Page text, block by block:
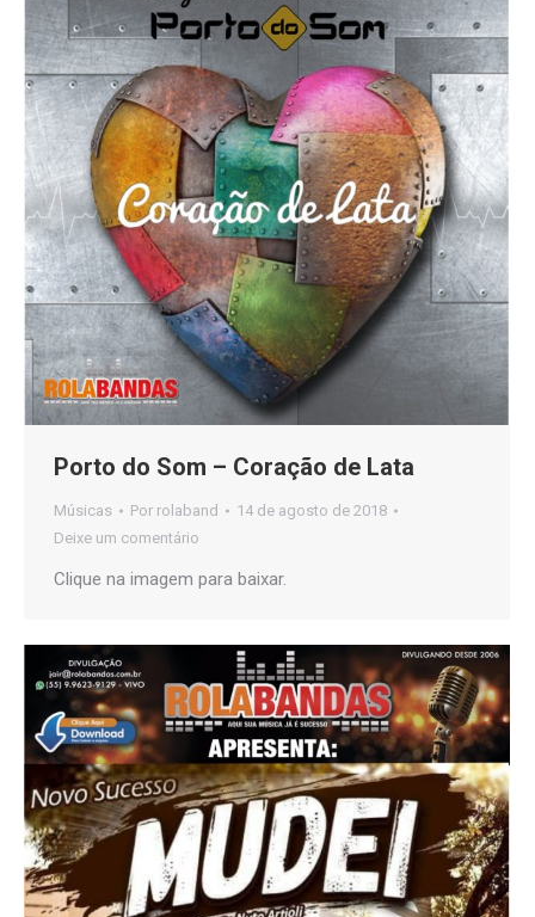
Porto do Som – Coração de Lata
Músicas Por rolaband
14 de agosto de 2018
Deixe um comentário
Clique na imagem para baixar.